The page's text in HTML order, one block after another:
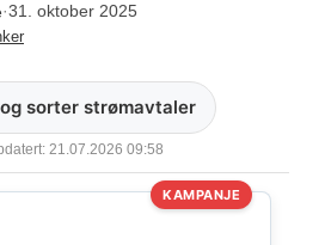
·31. oktober 2025
sorter strømavtaler
21.07.2026 09:58
KAMPANJE